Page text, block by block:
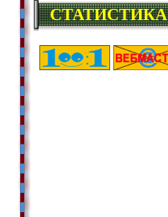
СТАТИСТИКА